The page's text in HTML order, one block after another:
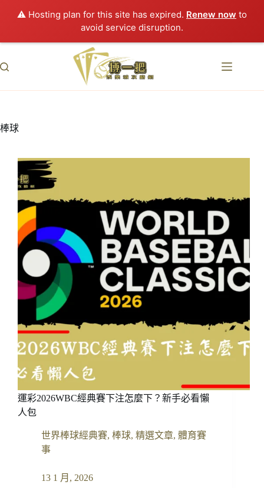
⚠️ Hosting plan for this site has expired. Renew now to
avoid service disruption.
至
要
棒球
運彩2026WBC經典賽下注怎麼下？新手必看懶
人包
世界棒球經典賽, 棒球, 精選文章, 體育賽
事
13 1 月, 2026